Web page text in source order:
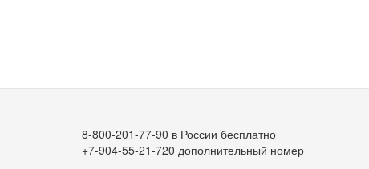
8-800-201-77-90 в России бесплатно
+7-904-55-21-720 дополнительный номер